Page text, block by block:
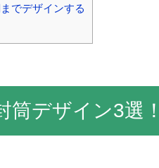
でデザインする
筒デザイン3選！